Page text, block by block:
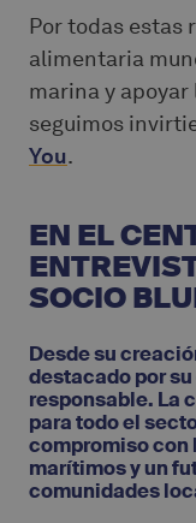
Por todas estas
alimentaria
marina y
seguimos
You.
EN EL
SOCIO
Desde su
destacado por
responsable. La
para todo el
compromiso con
marítimos y un
comunidades